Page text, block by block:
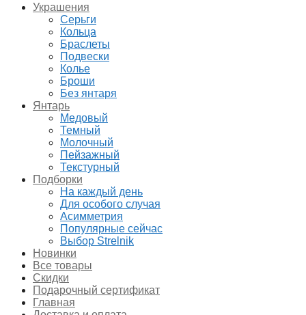
Украшения
Серьги
Кольца
Браслеты
Подвески
Колье
Броши
Без янтаря
Янтарь
Медовый
Темный
Молочный
Пейзажный
Текстурный
Подборки
На каждый день
Для особого случая
Асимметрия
Популярные сейчас
Выбор Strelnik
Новинки
Все товары
Скидки
Подарочный сертификат
Главная